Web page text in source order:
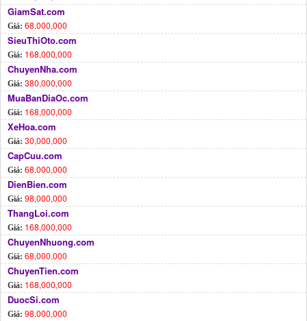
GiamSat.com
Giá: 68,000,000
SieuThiOto.com
Giá: 168,000,000
ChuyenNha.com
Giá: 380,000,000
MuaBanDiaOc.com
Giá: 168,000,000
XeHoa.com
Giá: 30,000,000
CapCuu.com
Giá: 68,000,000
DienBien.com
Giá: 98,000,000
ThangLoi.com
Giá: 168,000,000
ChuyenNhuong.com
Giá: 68,000,000
ChuyenTien.com
Giá: 168,000,000
DuocSi.com
Giá: 98,000,000